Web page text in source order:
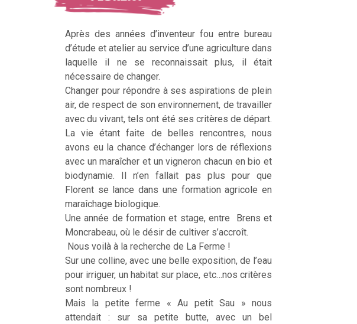
Après des années d’inventeur fou entre bureau
d’étude et atelier au service d’une agriculture dans
laquelle il ne se reconnaissait plus, il était
nécessaire de changer.
Changer pour répondre à ses aspirations de plein
air, de respect de son environnement, de travailler
avec du vivant, tels ont été ses critères de départ.
La vie étant faite de belles rencontres, nous
avons eu la chance d’échanger lors de réflexions
avec un maraîcher et un vigneron chacun en bio et
biodynamie. Il n’en fallait pas plus pour que
Florent se lance dans une formation agricole en
maraîchage biologique.
Une année de formation et stage, entre Brens et
Moncrabeau, où le désir de cultiver s’accroît.
Nous voilà à la recherche de La Ferme !
Sur une colline, avec une belle exposition, de l’eau
pour irriguer, un habitat sur place, etc…nos critères
sont nombreux !
Mais la petite ferme « Au petit Sau » nous
attendait : sur sa petite butte, avec un bel